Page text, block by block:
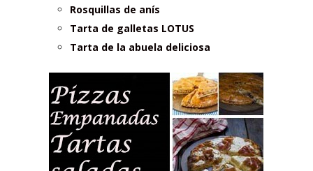
Rosquillas de anís
Tarta de galletas LOTUS
Tarta de la abuela deliciosa